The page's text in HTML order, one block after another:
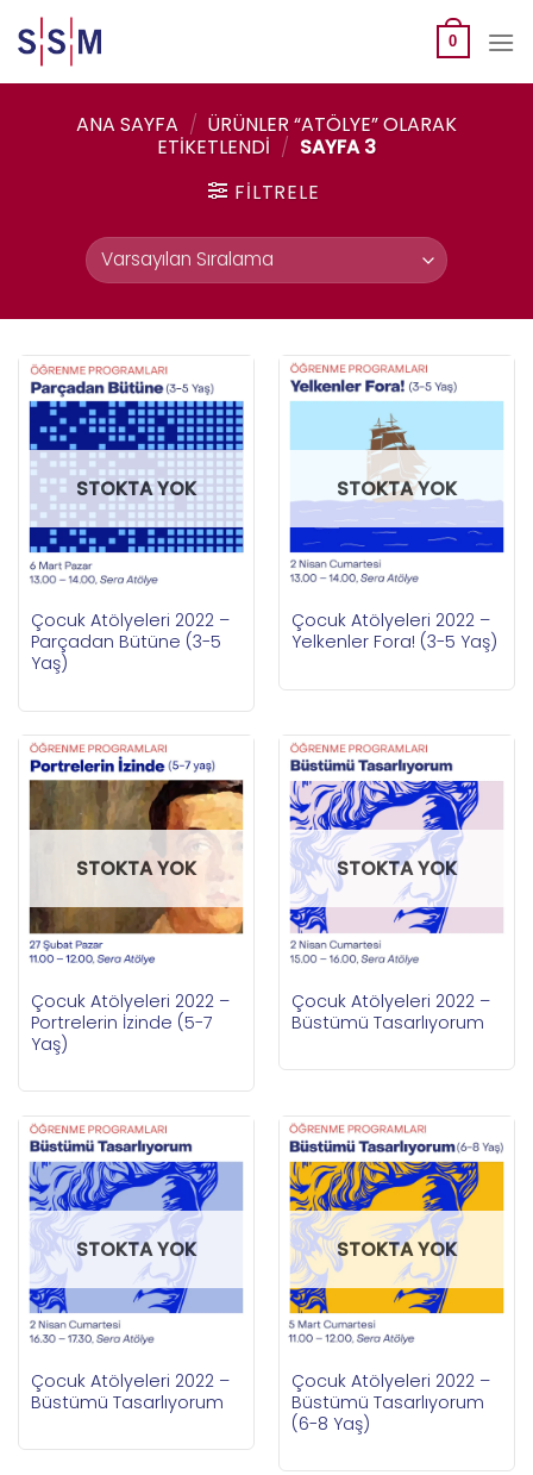
to
content
0
ANA SAYFA / ÜRÜNLER “ATÖLYE” OLARAK
ETIKETLENDI / SAYFA 3
FILTRELE
STOKTA YOK
Çocuk Atölyeleri 2022 –
Parçadan Bütüne (3-5
Yaş)
STOKTA YOK
Çocuk Atölyeleri 2022 –
Yelkenler Fora! (3-5 Yaş)
STOKTA YOK
Çocuk Atölyeleri 2022 –
Portrelerin İzinde (5-7
Yaş)
STOKTA YOK
Çocuk Atölyeleri 2022 –
Büstümü Tasarlıyorum
STOKTA YOK
Çocuk Atölyeleri 2022 –
Büstümü Tasarlıyorum
STOKTA YOK
Çocuk Atölyeleri 2022 –
Büstümü Tasarlıyorum
(6-8 Yaş)